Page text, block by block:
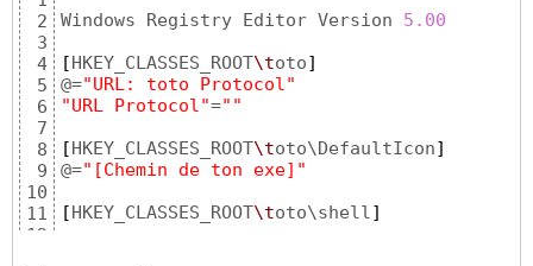
2
3
4
5
6
7
8
9
10
11
12
Windows Registry Editor Version 5.00
[ HKEY_CLASSES_ROOT\toto]
@="URL: toto Protocol"
"URL Protocol"=""
[ HKEY_CLASSES_ROOT\toto\DefaultIcon]
@="[Chemin de ton exe]"
[ HKEY_CLASSES_ROOT\toto\shell]